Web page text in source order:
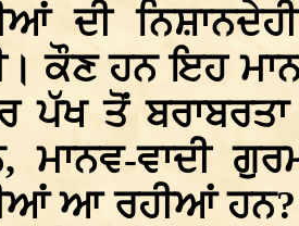
ਦੀ
ਕੌਣ ਹਨ ਇਹ
ਪੱਖ ਤੋਂ
ਮਾਨਵ-ਵਾਦੀ
ਆ ਰਹੀਆਂ ਹਨ?